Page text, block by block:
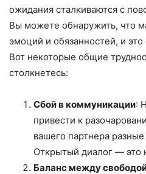
ожидания сталкиваются с
Вы можете обнаружить, что
эмоций и обязанностей, и
Вот некоторые общие
столкнетесь:
Сбой в коммуникации:
привести к
вашего партнера
Открытый диалог — это
Баланс между